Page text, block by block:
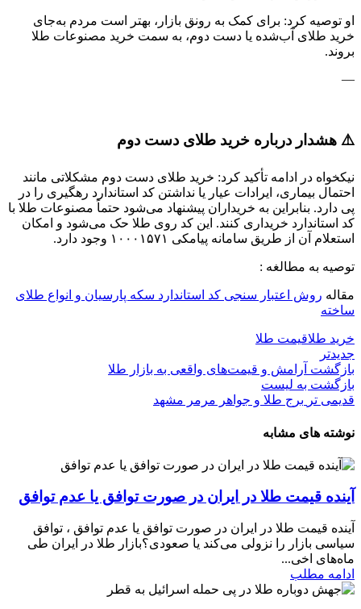
او توصیه کرد: برای کمک به رونق بازار، بهتر است مردم به‌جای
خرید طلای آب‌شده یا دست دوم، به سمت خرید مصنوعات طلا
بروند.
—
⚠️ هشدار درباره خرید طلای دست دوم
نیکخواه در ادامه تأکید کرد: خرید طلای دست دوم مشکلاتی مانند
احتمال بیماری، ایرادات عیار یا نداشتن کد استاندارد رهگیری را در
پی دارد. بنابراین به خریداران پیشنهاد می‌شود حتماً مصنوعات طلا با
کد استاندارد خریداری کنند. این کد روی طلا حک می‌شود و امکان
استعلام آن از طریق سامانه پیامکی ۱۰۰۰۱۵۷۱ وجود دارد.
توصیه به مطالغه :
مقاله روش اعتبار سنجی کد استاندارد سکه پارسیان و انواع طلای
ساخته
خرید طلاقیمت طلا
جدیدتر
بازگشت آرامش و قیمت‌های واقعی به بازار طلا
بازگشت به لیست
قدیمی تر برج طلا و جواهر مرمر مشهد
نوشته های مشابه
آینده قیمت طلا در ایران در صورت توافق یا عدم توافق
آینده قیمت طلا در ایران در صورت توافق یا عدم توافق ، توافق
سیاسی بازار را نزولی می‌کند یا صعودی؟بازار طلا در ایران طی
ماه‌های اخی...
ادامه مطلب